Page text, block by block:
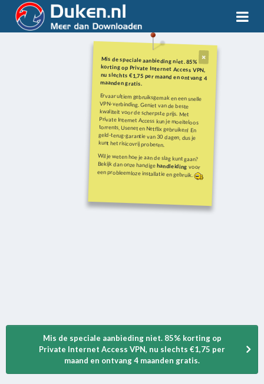
Mis de speciale aanbieding niet. 85%
korting op Private Internet Access VPN,
nu slechts €1,75 per maand en ontvang 4
maanden gratis.
Ervaar ultiem gebruiksgemak en een snelle
VPN-verbinding. Geniet van de beste
kwaliteit voor de scherpste prijs. Met
Private Internet Access kun je moeiteloos
torrents, Usenet en Netflix gebruiken! En
geld-terug-garantie van 30 dagen, dus je
kunt het risicovrij proberen.
Wil je weten hoe je aan de slag kunt gaan?
Bekijk dan onze handigehandleiding voor
een probleemloze installatie en gebruik.
Mis de speciale aanbieding niet. 85% korting op
Private Internet Access VPN, nu slechts €1,75 per
maand en ontvang 4 maanden gratis.